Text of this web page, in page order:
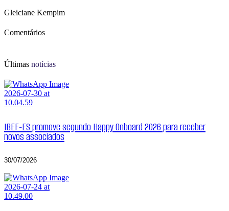
Gleiciane Kempim
Comentários
Últimas notícias
IBEF-ES promove segundo Happy Onboard 2026 para receber
novos associados
30/07/2026